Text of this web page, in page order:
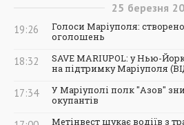
25 березня
19:26
Голоси Маріуполя:
оголошень
18:32
SAVE MARIUPOL: у Нью-
на підтримку Маріуполя
17:34
У Маріуполі полк "Азов"
окупантів
Метінвест шукає водіїв з